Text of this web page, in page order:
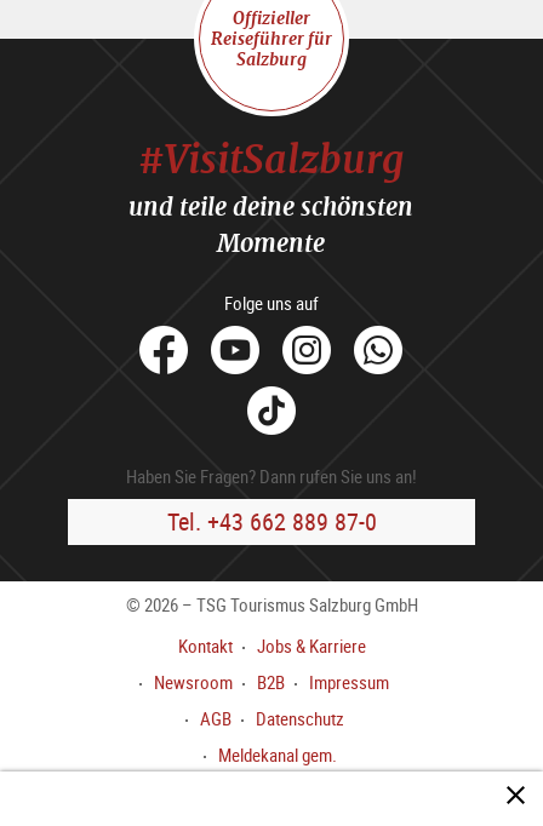
Offizieller
Reiseführer für
Salzburg
#VisitSalzburg
und teile deine schönsten
Momente
Folge uns auf
facebook
YoutubeInstagram
Tik
Tok
Haben Sie Fragen? Dann rufen Sie uns an!
Tel. +43 662 889 87-0
© 2026 – TSG Tourismus Salzburg GmbH
Kontakt
Jobs & Karriere
Newsroom
B2B
Impressum
AGB
Datenschutz
Meldekanal gem.